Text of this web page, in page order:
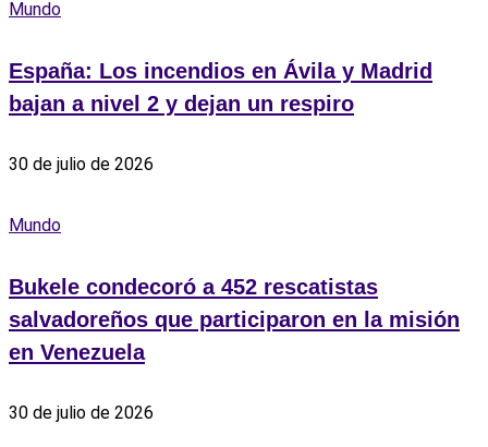
Mundo
España: Los incendios en Ávila y Madrid
bajan a nivel 2 y dejan un respiro
30 de julio de 2026
Mundo
Bukele condecoró a 452 rescatistas
salvadoreños que participaron en la misión
en Venezuela
30 de julio de 2026